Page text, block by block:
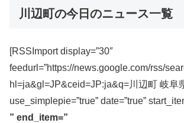
川辺町の今日のニュース一覧
[RSSImport display=”30″
feedurl=”https://news.google.com/rss/
hl=ja&gl=JP&ceid=JP:ja&q=川辺町 岐阜
use_simplepie=”true” date=”true”
” end_item=”